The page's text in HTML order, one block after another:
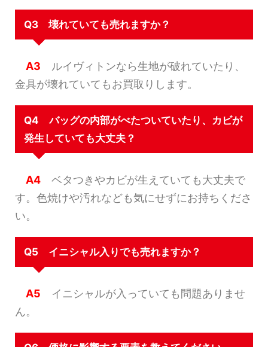
Q3 壊れていても売れますか？
A3 ルイヴィトンなら生地が破れていたり、
金具が壊れていてもお買取りします。
Q4 バッグの内部がべたついていたり、カビが
発生していても大丈夫？
A4 ベタつきやカビが生えていても大丈夫で
す。色焼けや汚れなども気にせずにお持ちくださ
い。
Q5 イニシャル入りでも売れますか？
A5 イニシャルが入っていても問題ありませ
ん。